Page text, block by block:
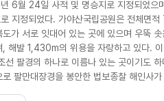
사전
6월 24일 사적 및 명승지로 지정되었으
지정되었다. 가야산국립공원은 전체
도가 서로 잇대어 있는 곳에 있으며 우뚝
, 해발 1,430m의 위용을 자랑하고 있다.
선 팔경의 하나로 이름나 있는 곳이기도
로 팔만대장경을 봉안한 법보종찰 해인사